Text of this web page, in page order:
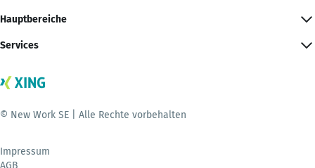
Hauptbereiche
Services
© New Work SE | Alle Rechte vorbehalten
Impressum
AGB